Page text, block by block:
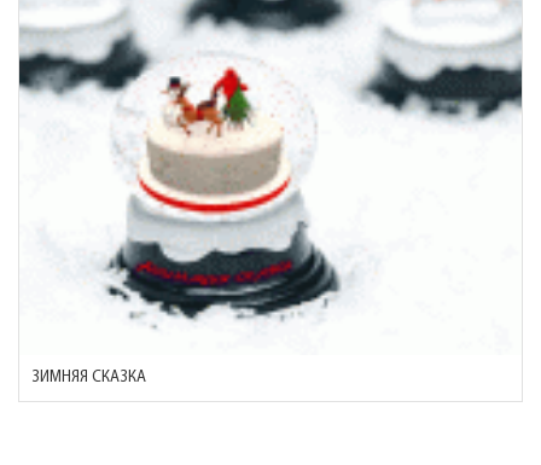
ЗИМНЯЯ СКАЗКА